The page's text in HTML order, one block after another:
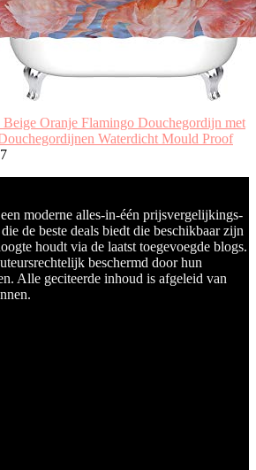
Oranje Flamingo Douchegordijn met
Waterdicht Mould Proof
moderne alles-in-één prijsvergelijkings-
de beste deals biedt die beschikbaar zijn
houdt via de laatst toegevoegde blogs.
beschermd door hun
Alle geciteerde inhoud is afgeleid van